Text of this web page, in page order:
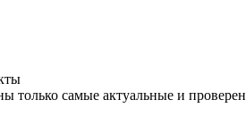
только самые актуальные и